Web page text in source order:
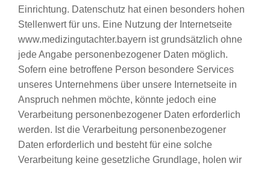
Einrichtung. Datenschutz hat einen besonders hohen
Stellenwert für uns. Eine Nutzung der Internetseite
www.medizingutachter.bayern ist grundsätzlich ohne
jede Angabe personenbezogener Daten möglich.
Sofern eine betroffene Person besondere Services
unseres Unternehmens über unsere Internetseite in
Anspruch nehmen möchte, könnte jedoch eine
Verarbeitung personenbezogener Daten erforderlich
werden. Ist die Verarbeitung personenbezogener
Daten erforderlich und besteht für eine solche
Verarbeitung keine gesetzliche Grundlage, holen wir